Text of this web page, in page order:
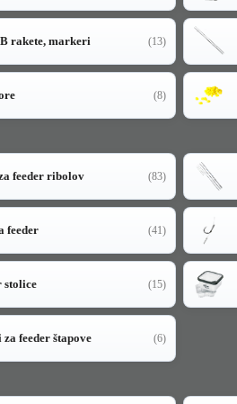
rakete, markeri (13)
(8)
feeder ribolov (83)
feeder (41)
stolice (15)
feeder štapove (6)